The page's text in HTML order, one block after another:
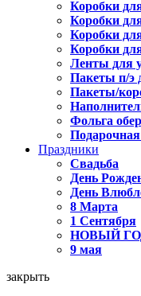
Коробки
Коробки
Коробки
Коробки
Ленты для
Пакеты п/э
Пакеты/
Фольга
Праздники
Свадьба
День
День
8 Марта
1 Сентября
НОВЫЙ
9 мая
закрыть